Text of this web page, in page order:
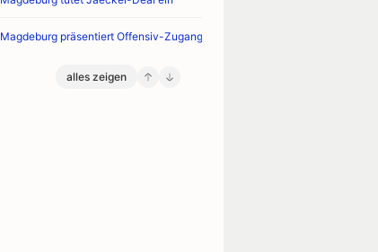
Magdeburg präsentiert Offensiv-Zugang
alles zeigen